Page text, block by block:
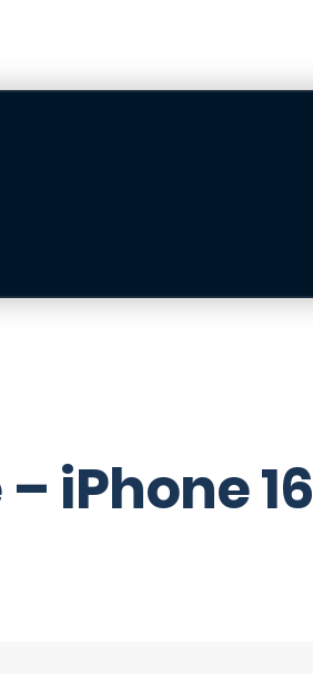
iPhone 16